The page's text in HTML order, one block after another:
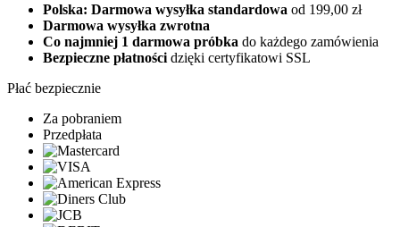
Polska: Darmowa wysyłka standardowa od 199,00 zł
Darmowa wysyłka zwrotna
Co najmniej 1 darmowa próbka do każdego zamówienia
Bezpieczne płatności dzięki certyfikatowi SSL
Płać bezpiecznie
Za pobraniem
Przedpłata